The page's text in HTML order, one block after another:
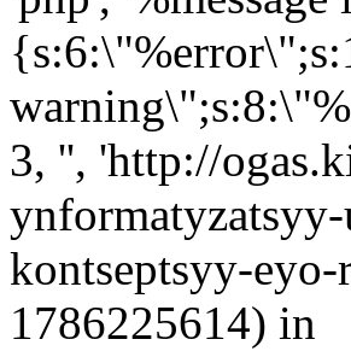
3, '', 'http://
kontseptsyy-
1786225614) in